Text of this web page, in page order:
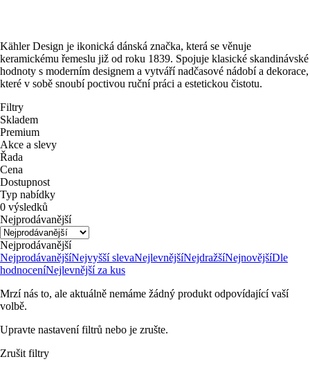
Kähler Design je ikonická dánská značka, která se věnuje
keramickému řemeslu již od roku 1839. Spojuje klasické skandinávské
hodnoty s moderním designem a vytváří nadčasové nádobí a dekorace,
které v sobě snoubí poctivou ruční práci a estetickou čistotu.
Filtry
Skladem
Premium
Akce a slevy
Řada
Cena
Dostupnost
Typ nabídky
0 výsledků
Nejprodávanější
Nejprodávanější
NejprodávanějšíNejvyšší slevaNejlevnějšíNejdražšíNejnovějšíDle
hodnoceníNejlevnější za kus
Mrzí nás to, ale aktuálně nemáme žádný produkt odpovídající vaší
volbě.
Upravte nastavení filtrů nebo je zrušte.
Zrušit filtry